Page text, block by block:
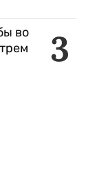
3
во